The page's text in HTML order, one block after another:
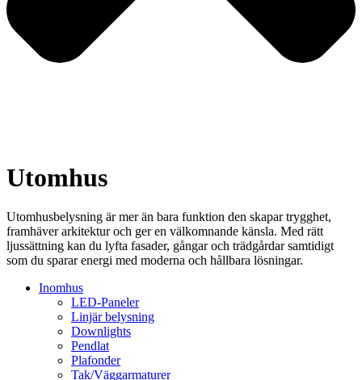
Utomhus
Utomhusbelysning är mer än bara funktion den skapar trygghet,
framhäver arkitektur och ger en välkomnande känsla. Med rätt
ljussättning kan du lyfta fasader, gångar och trädgårdar samtidigt
som du sparar energi med moderna och hållbara lösningar.
Inomhus
LED-Paneler
Linjär belysning
Downlights
Pendlat
Plafonder
Tak/Väggarmaturer